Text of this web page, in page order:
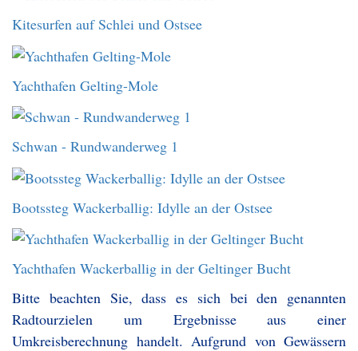
Kitesurfen auf Schlei und Ostsee
Yachthafen Gelting-Mole
Schwan - Rundwanderweg 1
Bootssteg Wackerballig: Idylle an der Ostsee
Yachthafen Wackerballig in der Geltinger Bucht
Bitte beachten Sie, dass es sich bei den genannten
Radtourzielen um Ergebnisse aus einer
Umkreisberechnung handelt. Aufgrund von Gewässern